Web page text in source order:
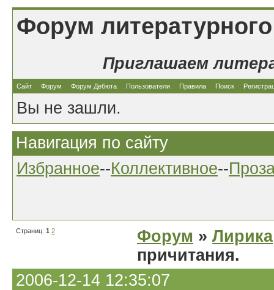
Форум
Приглашаем
Сайт Форум Форум Дебюта Пользователи Правила Поиск
Вы не зашли.
Навигация по сайту
Избранное--Коллективное--
Страниц: 1 2 Форум » Лирика
причитания.
2006-12-14 12:35:07